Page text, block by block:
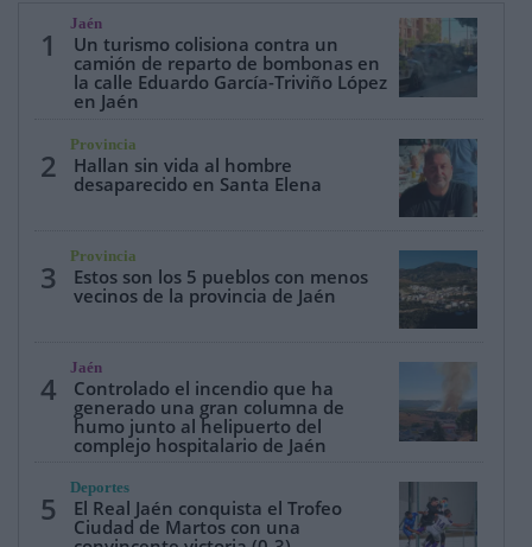
1
Jaén
Un turismo colisiona contra un
camión de reparto de bombonas en
la calle Eduardo García-Triviño López
en Jaén
2
Provincia
Hallan sin vida al hombre
desaparecido en Santa Elena
3
Provincia
Estos son los 5 pueblos con menos
vecinos de la provincia de Jaén
4
Jaén
Controlado el incendio que ha
generado una gran columna de
humo junto al helipuerto del
complejo hospitalario de Jaén
5
Deportes
El Real Jaén conquista el Trofeo
Ciudad de Martos con una